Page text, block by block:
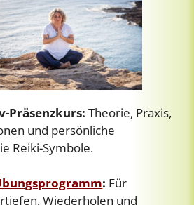
Präsenzkurs: Theorie, Praxis,
und persönliche
Reiki-Symbole.
: Für
Wiederholen und